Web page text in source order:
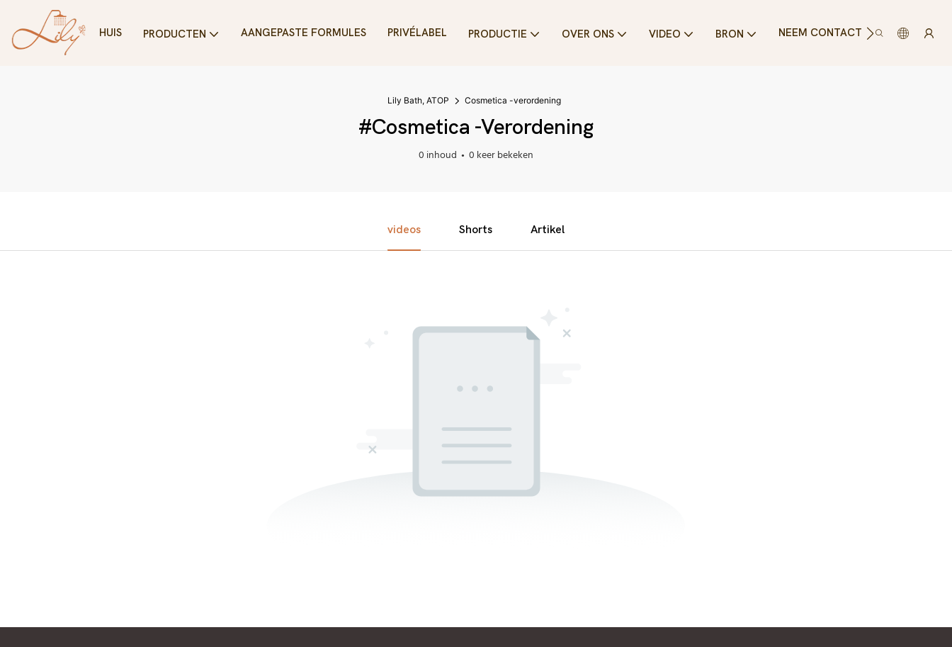
HUIS PRODUCTEN AANGEPASTE FORMULES PRIVÉLABEL PRODUCTIE OVER ONS VIDEO BRON NEEM CONTACT MET ONS OP
Lily Bath, ATOP Cosmetica -verordening
#Cosmetica -verordening
0 inhoud 0 keer bekeken
videos Shorts Artikel